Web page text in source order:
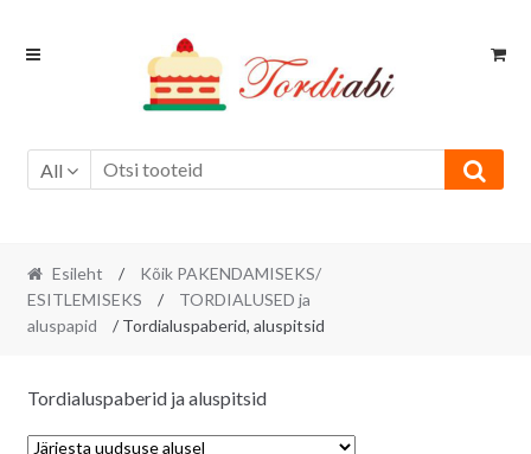
Skip
Skip
All
Esileht /
Kõik PAKENDAMISEKS/
ESITLEMISEKS
/
TORDIALUSED ja
aluspapid
/ Tordialuspaberid, aluspitsid
Tordialuspaberid ja aluspitsid